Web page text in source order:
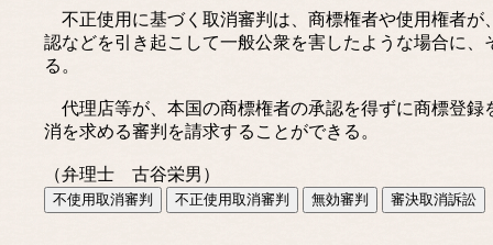
不正使用に基づく取消審判は、商標権者や使用権者が
認などを引き起こして一般公衆を害したような場合に
る。
代理店等が、本国の商標権者の承認を得ずに商標登録
消を求める審判を請求することができる。
（弁理士 古谷栄男）